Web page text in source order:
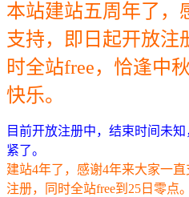
本站建站五周年了，
支持，即日起开放注
时全站free，恰逢中
快乐。
目前开放注册中，结束时间未
紧了。
建站4年了，感谢4年来大家一
注册，同时全站free到25日零点。